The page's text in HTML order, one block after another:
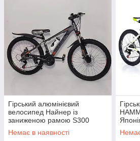
Гірський алюмінієвий
велосипед Найнер із
заниженою рамою S300
BLAST-NEW Діаметр коліс 29
Рама 18 зріст від 180 см
Немає в наявності
190